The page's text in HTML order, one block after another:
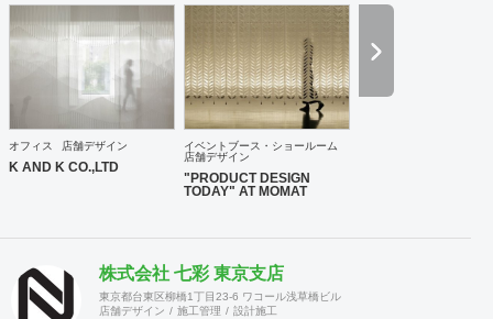
オフィス 店舗デザイン
K AND K CO.,LTD
イベントブース・ショールーム
店舗デザイン
"PRODUCT DESIGN
TODAY" AT MOMAT
株式会社 七彩 東京支店
東京都台東区柳橋1丁目23-6 ワコール浅草橋ビル
店舗デザイン
施工管理 設計施工